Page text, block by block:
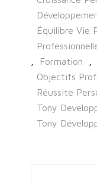
Équilibre Vie
Formation
Objectifs
Réussite
Tony
Tony